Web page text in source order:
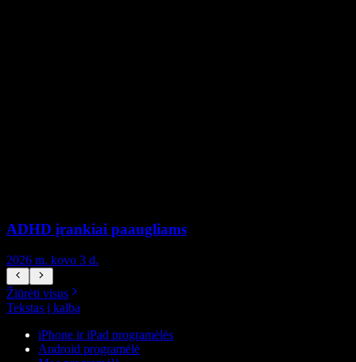
ADHD įrankiai paaugliams
2026 m. kovo 3 d.
Žiūrėti visus
Tekstas į kalbą
iPhone ir iPad programėlės
Android programėlė